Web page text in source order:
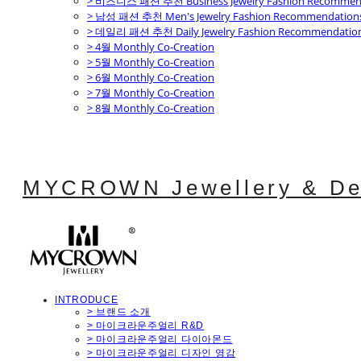
> 남성 패션 추천 Men's Jewelry Fashion
> 데일리 패션 추천 Daily Jewelry Fashion
> 4월 Monthly Co-Creation
> 5월 Monthly Co-Creation
> 6월 Monthly Co-Creation
> 7월 Monthly Co-Creation
> 8월 Monthly Co-Creation
MYCROWN Jewellery &
INTRODUCE
> 브랜드 소개
> 마이크라운주얼리 R&D
> 마이크라운주얼리 다이아몬드
> 마이크라운주얼리 디자인 영감